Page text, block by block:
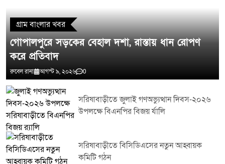
গ্রাম বাংলার খবর
গোপালপুরে সড়কের বেহাল দশা, রাস্তায় ধান রোপণ
করে প্রতিবাদ
রুবেল রানা আগস্ট ৯, ২০২৬ 0
সরিষাবাড়ীতে জুলাই গণঅভ্যুত্থান দিবস-২০২৬
উপলক্ষে বিএনপির বিজয় র্যালি
সরিষাবাড়ীতে বিসিডিএসের নতুন আহ্বায়ক
কমিটি গঠন